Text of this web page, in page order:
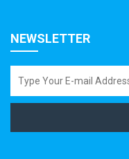
NEWSLETTER